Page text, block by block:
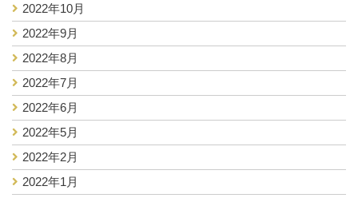
2022年10月
2022年9月
2022年8月
2022年7月
2022年6月
2022年5月
2022年2月
2022年1月